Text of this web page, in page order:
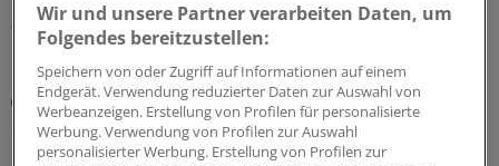
05.08.2026
HICP-Prävalenz untersucht
So verbreitet sind chronische Schmerzen in
Deutschland
Wir und unsere Partner verarbeiten Daten, um
Folgendes bereitzustellen:
Speichern von oder Zugriff auf Informationen auf einem
Endgerät. Verwendung reduzierter Daten zur Auswahl von
Werbeanzeigen. Erstellung von Profilen für personalisierte
Werbung. Verwendung von Profilen zur Auswahl
personalisierter Werbung. Erstellung von Profilen zur